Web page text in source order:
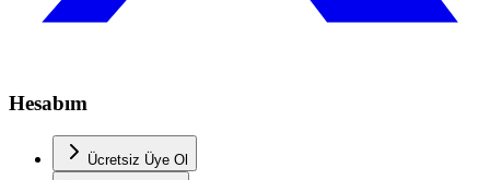
Hesabım
Ücretsiz Üye Ol